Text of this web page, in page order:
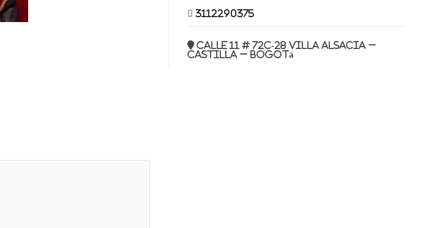
3112290375
Calle 11 # 72c-28 Villa Alsacia –
Castilla – Bogotá